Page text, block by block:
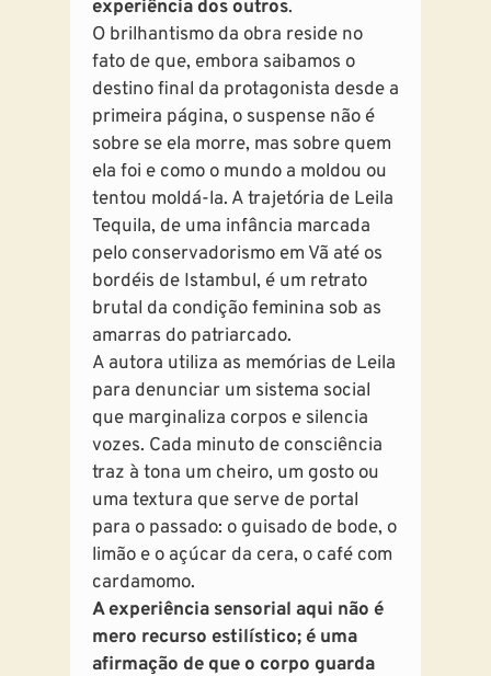
experiência dos outros.
O brilhantismo da obra reside no
fato de que, embora saibamos o
destino final da protagonista desde a
primeira página, o suspense não é
sobre se ela morre, mas sobre quem
ela foi e como o mundo a moldou ou
tentou moldá-la. A trajetória de Leila
Tequila, de uma infância marcada
pelo conservadorismo em Vã até os
bordéis de Istambul, é um retrato
brutal da condição feminina sob as
amarras do patriarcado.
A autora utiliza as memórias de Leila
para denunciar um sistema social
que marginaliza corpos e silencia
vozes. Cada minuto de consciência
traz à tona um cheiro, um gosto ou
uma textura que serve de portal
para o passado: o guisado de bode, o
limão e o açúcar da cera, o café com
cardamomo.
A experiência sensorial aqui não é
mero recurso estilístico; é uma
afirmação de que o corpo guarda